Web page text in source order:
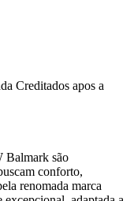
Creditados apos a
Balmark são
conforto,
renomada marca